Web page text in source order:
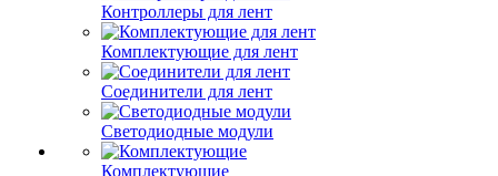
Контроллеры для лент
Комплектующие для лент
Соединители для лент
Светодиодные модули
Комплектующие